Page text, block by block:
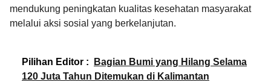
mendukung peningkatan kualitas kesehatan masyarakat
melalui aksi sosial yang berkelanjutan.
Pilihan Editor :
Bagian Bumi yang Hilang Selama
120 Juta Tahun Ditemukan di Kalimantan